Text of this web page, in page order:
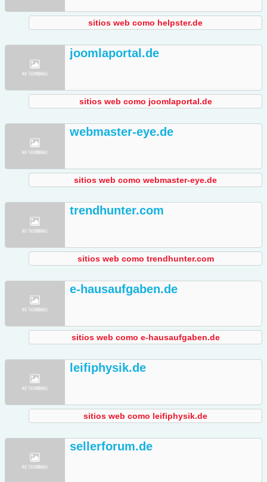
sitios web como helpster.de
joomlaportal.de
sitios web como joomlaportal.de
webmaster-eye.de
sitios web como webmaster-eye.de
trendhunter.com
sitios web como trendhunter.com
e-hausaufgaben.de
sitios web como e-hausaufgaben.de
leifiphysik.de
sitios web como leifiphysik.de
sellerforum.de